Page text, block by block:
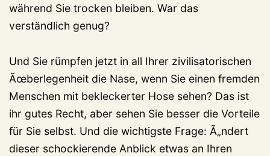
während Sie trocken bleiben. War das
verständlich genug?
Und Sie rümpfen jetzt in all Ihrer zivilisatorischen
Ãœberlegenheit die Nase, wenn Sie einen fremden
Menschen mit bekleckerter Hose sehen? Das ist
ihr gutes Recht, aber sehen Sie besser die Vorteile
für Sie selbst. Und die wichtigste Frage: Ã„ndert
dieser schockierende Anblick etwas an Ihren